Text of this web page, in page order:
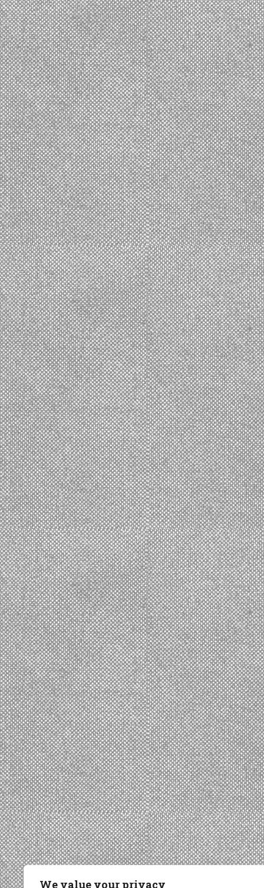
We value your privacy